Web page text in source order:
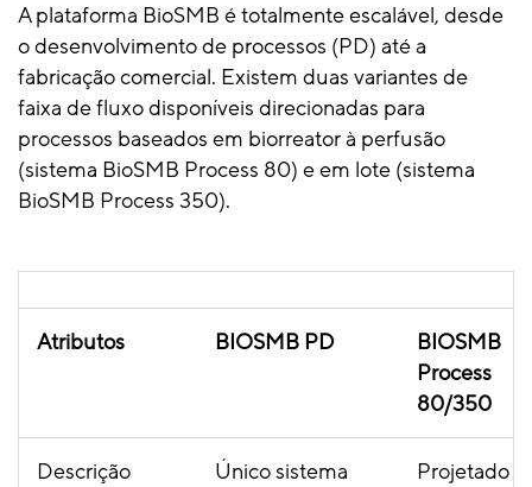
A plataforma BioSMB é totalmente escalável, desde
o desenvolvimento de processos (PD) até a
fabricação comercial. Existem duas variantes de
faixa de fluxo disponíveis direcionadas para
processos baseados em biorreator à perfusão
(sistema BioSMB Process 80) e em lote (sistema
BioSMB Process 350).
Atributos BIOSMB PD
BIOSMB
Process
80/350
Descrição
Único sistema
Projetado